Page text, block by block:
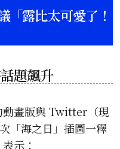
「露比太可愛了！
題飆升
動畫版與 Twitter（現
「海之日」插圖一釋
示：